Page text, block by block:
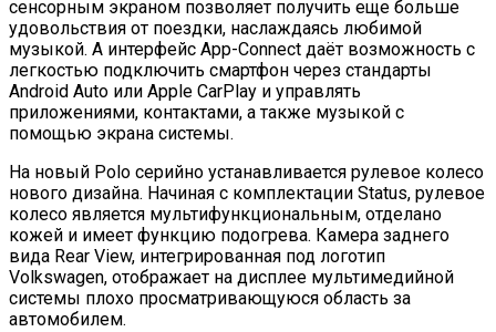
сенсорным экраном позволяет получить еще больше
удовольствия от поездки, наслаждаясь любимой
музыкой. А интерфейс App-Connect даёт возможность с
легкостью подключить смартфон через стандарты
Android Auto или Apple CarPlay и управлять
приложениями, контактами, а также музыкой с
помощью экрана системы.
На новый Polo серийно устанавливается рулевое колесо
нового дизайна. Начиная с комплектации Status, рулевое
колесо является мультифункциональным, отделано
кожей и имеет функцию подогрева. Камера заднего
вида Rear View, интегрированная под логотип
Volkswagen, отображает на дисплее мультимедийной
системы плохо просматривающуюся область за
автомобилем.